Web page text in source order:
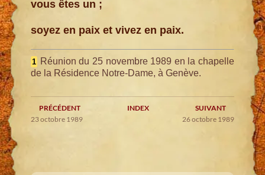
vous êtes un ;
soyez en paix et vivez en paix.
1 Réunion du 25 novembre 1989 en la chapelle
de la Résidence Notre-Dame, à Genève.
PRÉCÉDENT INDEX
SUIVANT
23 octobre 1989
26 octobre 1989